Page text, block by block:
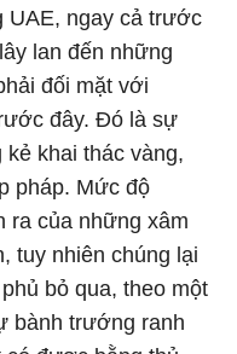
UAE, ngay cả trước
lan đến những
đối mặt với
đây. Đó là sự
khai thác vàng,
pháp. Mức độ
ra của những xâm
tuy nhiên chúng lại
bỏ qua, theo một
bành trướng ranh